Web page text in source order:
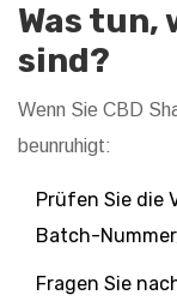
Was tun,
sind?
Wenn Sie CBD
beunruhigt:
Prüfen Sie die
Batch-
Fragen Sie